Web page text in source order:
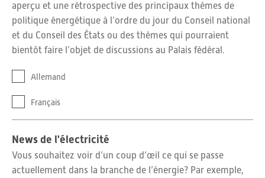
aperçu et une rétrospective des principaux thèmes de
politique énergétique à l’ordre du jour du Conseil national
et du Conseil des États ou des thèmes qui pourraient
bientôt faire l’objet de discussions au Palais fédéral.
Allemand
Français
News de l'électricité
Vous souhaitez voir d’un coup d’œil ce qui se passe
actuellement dans la branche de l’énergie? Par exemple,